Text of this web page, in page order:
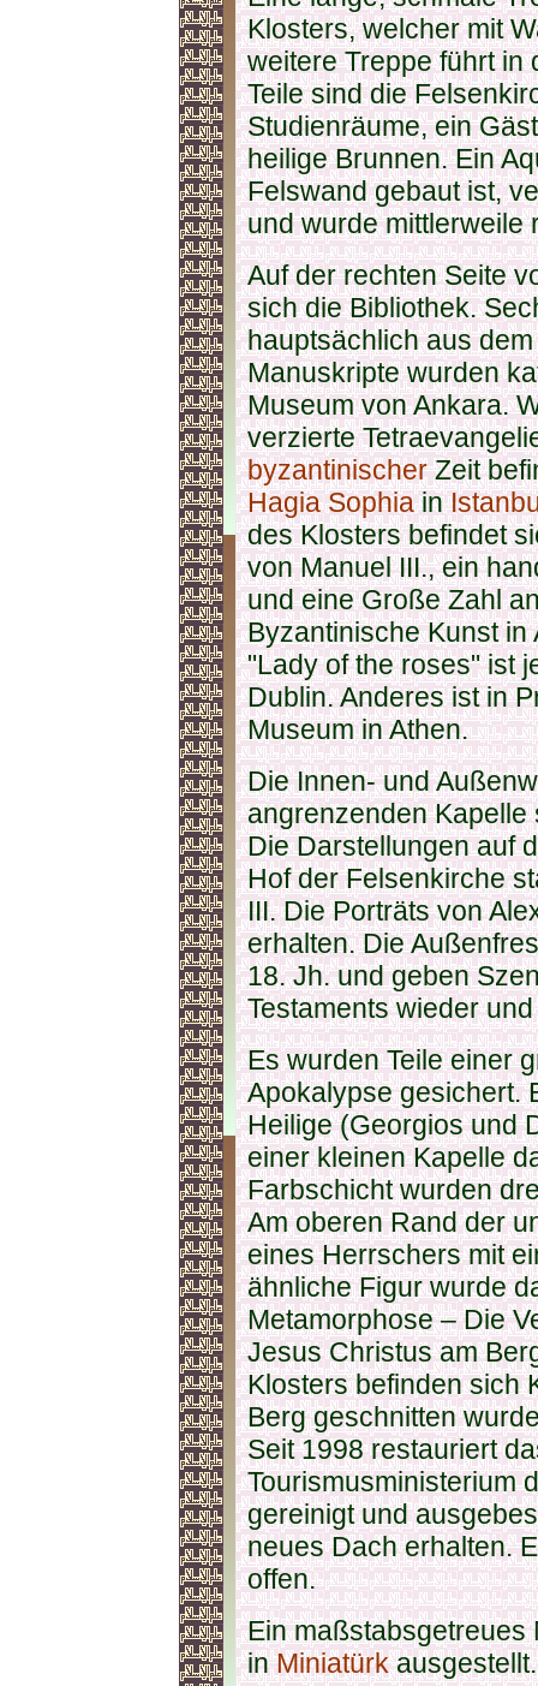
Klosters, welcher mit
weitere Treppe führt in
Teile sind die
Studienräume, ein
heilige Brunnen. Ein
Felswand gebaut ist,
und wurde mittlerweile
Auf der rechten Seite
sich die Bibliothek.
hauptsächlich aus
Manuskripte wurden
Museum von Ankara.
verzierte
byzantinischerZeit
Hagia Sophiain
des Klosters befindet
von Manuel III., ein
und eine Große Zahl
Byzantinische Kunst in
"Lady of the roses" ist
Dublin. Anderes ist in
Museum in Athen.
Die Innen- und
angrenzenden
Die Darstellungen auf
Hof der Felsenkirche
III. Die Porträts von
erhalten. Die
18. Jh. und geben
Testaments wieder
Es wurden Teile einer
Apokalypse gesichert.
Heilige (Georgios und
einer kleinen Kapelle
Farbschicht wurden
Am oberen Rand der
eines Herrschers mit
ähnliche Figur wurde
Metamorphose – Die
Jesus Christus am
Klosters befinden sich
Berg geschnitten
Seit 1998 restauriert
Tourismusministerium
gereinigt und
neues Dach erhalten.
offen.
Ein maßstabsgetreues
inMiniatürkausgestellt.